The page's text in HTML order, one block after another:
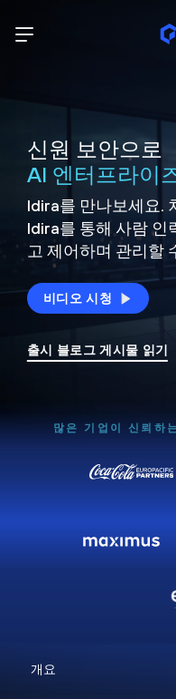
신원 보안으로
AI 엔터프라이
Idira를 만나보세요.
Idira를 통해 사람
고 제어하며 관리할
비디오 시청
출시 블로그 게시물 읽기
많은 기업이 신뢰